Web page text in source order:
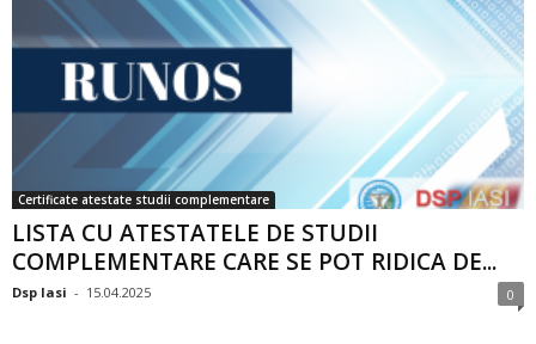
Certificate atestate studii complementare
LISTA CU ATESTATELE DE STUDII
COMPLEMENTARE CARE SE POT RIDICA DE...
Dsp Iasi - 15.04.2025 0